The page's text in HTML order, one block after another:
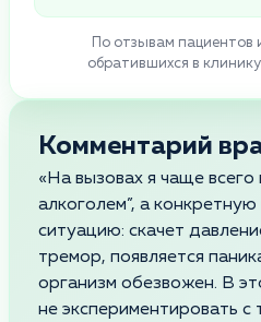
По отзывам пациентов
обратившихся в
Комментарий
«На вызовах я чаще
алкоголем”, а
ситуацию: скачет
тремор, появляется
организм обезвожен. В
не экспериментировать с